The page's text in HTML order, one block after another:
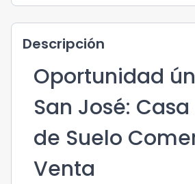
Descripción
Oportunidad
San José:
de Suelo
Venta